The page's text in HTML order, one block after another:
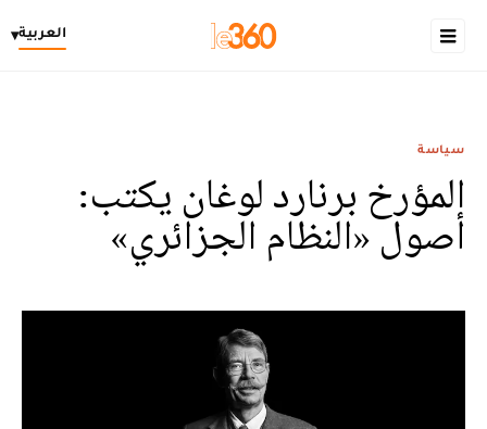
العربية▾
سياسة
المؤرخ برنارد لوغان يكتب:
أصول «النظام الجزائري»